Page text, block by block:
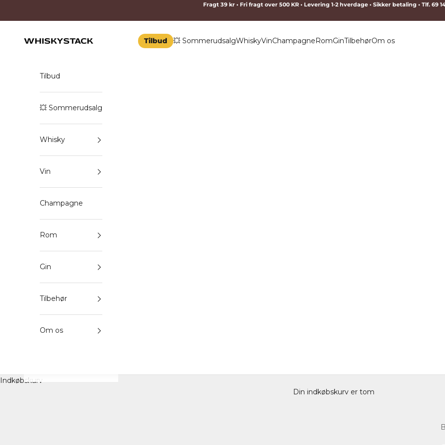
Fragt 39 kr • Fri fragt over 500 KR • Levering 1-2 hverdage • Sikker betaling • Tlf. 69
WHISKYSTACK Tilbud 💥 SommerudsalgWhiskyVinChampagneRomGinTilbehørOm os
Tilbud
💥 Sommerudsalg
Whisky
Vin
Champagne
Rom
Gin
Tilbehør
Om os
Indkøbskurv
Din indkøbskurv er tom